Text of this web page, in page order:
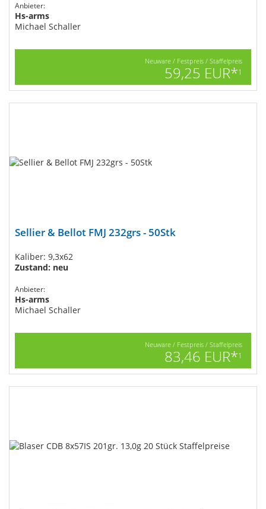
Anbieter:
Hs-arms
Michael Schaller
Neuware / Festpreis / Staffelpreis
59,25 EUR*1
Sellier & Bellot FMJ 232grs - 50Stk
Kaliber: 9,3x62
Zustand: neu
Anbieter:
Hs-arms
Michael Schaller
Neuware / Festpreis / Staffelpreis
83,46 EUR*1